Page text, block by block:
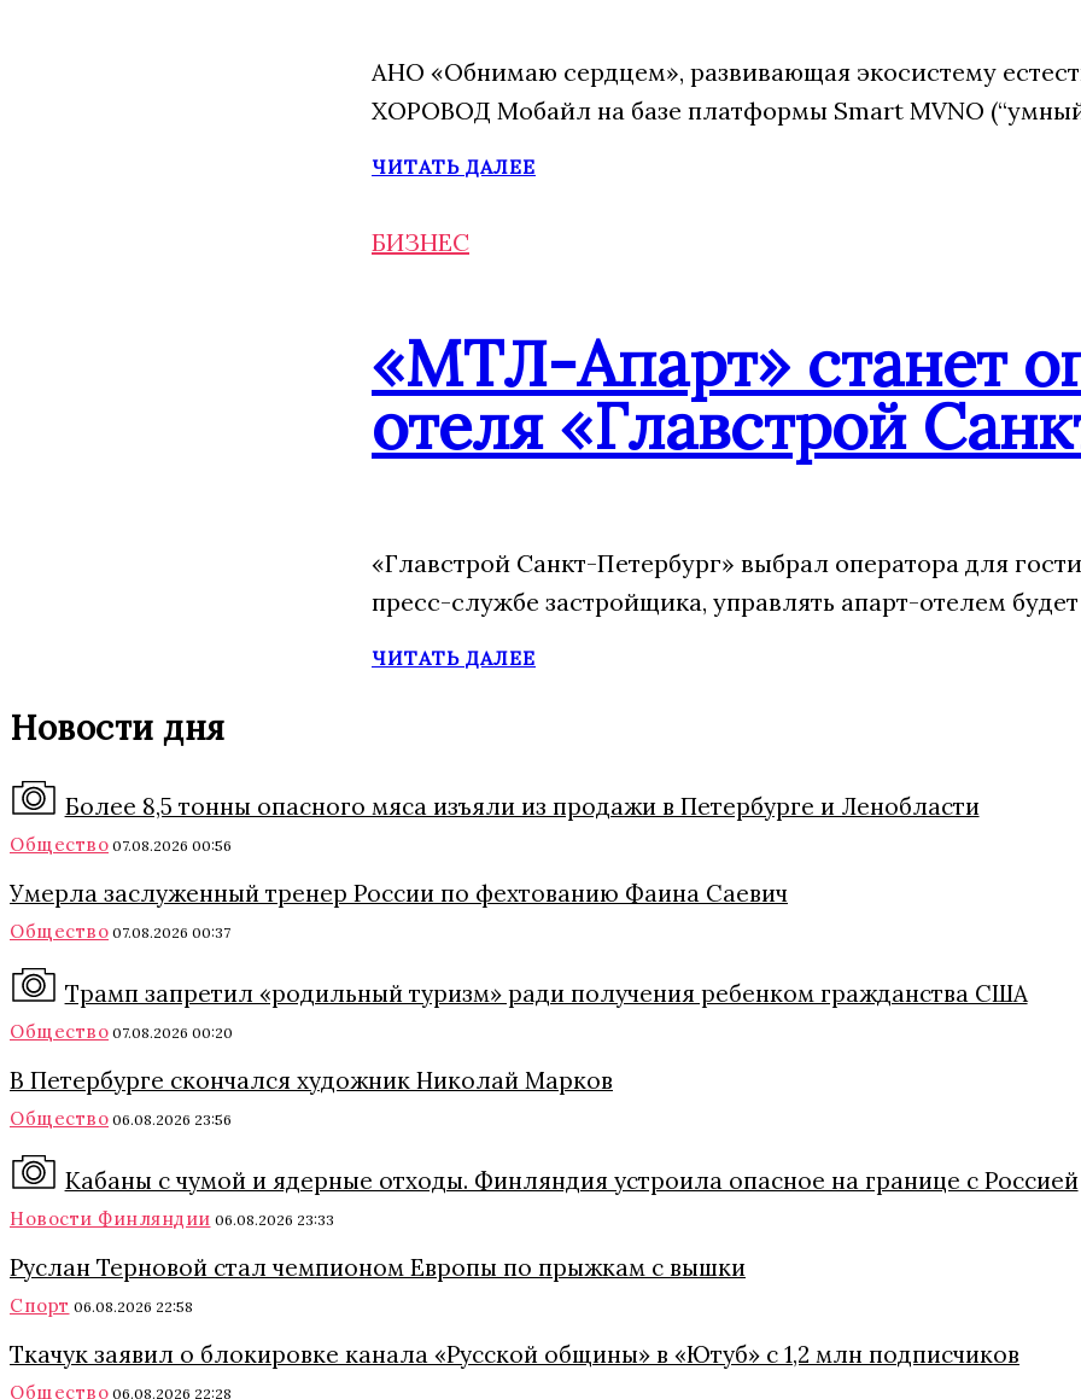
АНО «Обнимаю сердцем», развивающая экосистему
ХОРОВОД Мобайл на базе платформы Smart MVNO
ЧИТАТЬ ДАЛЕЕ
БИЗНЕС
«МТЛ-Апарт» станет
отеля «Главстрой
«Главстрой Санкт-Петербург» выбрал оператора для
пресс-службе застройщика, управлять апарт-отелем
ЧИТАТЬ ДАЛЕЕ
Новости дня
Более 8,5 тонны опасного мяса изъяли из продажи в Петербурге и Ленобласти
Общество 07.08.2026 00:56
Умерла заслуженный тренер России по фехтованию Фаина Саевич
Общество 07.08.2026 00:37
Трамп запретил «родильный туризм» ради получения ребенком гражданства США
Общество 07.08.2026 00:20
В Петербурге скончался художник Николай Марков
Общество 06.08.2026 23:56
Кабаны с чумой и ядерные отходы. Финляндия устроила опасное на границе с Россией
Новости Финляндии 06.08.2026 23:33
Руслан Терновой стал чемпионом Европы по прыжкам с вышки
Спорт 06.08.2026 22:58
Ткачук заявил о блокировке канала «Русской общины» в «Ютуб» с 1,2 млн подписчиков
Общество 06.08.2026 22:28